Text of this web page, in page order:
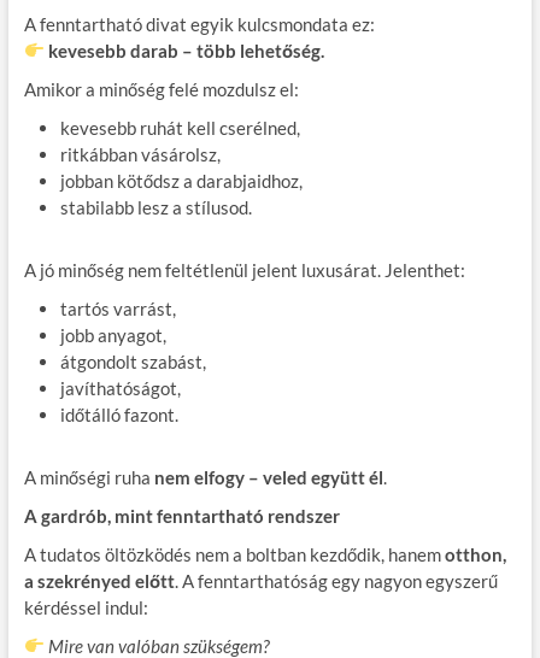
A fenntartható divat egyik kulcsmondata ez:
kevesebb darab – több lehetőség.
Amikor a minőség felé mozdulsz el:
kevesebb ruhát kell cserélned,
ritkábban vásárolsz,
jobban kötődsz a darabjaidhoz,
stabilabb lesz a stílusod.
A jó minőség nem feltétlenül jelent luxusárat. Jelenthet:
tartós varrást,
jobb anyagot,
átgondolt szabást,
javíthatóságot,
időtálló fazont.
A minőségi ruha nem elfogy – veled együtt él
A gardrób, mint fenntartható rendszer
A tudatos öltözködés nem a boltban kezdődik, hanemotthon,
a szekrényed előtt. A fenntarthatóság egy nagyon egyszerű
kérdéssel indul:
Mire van valóban szükségem?